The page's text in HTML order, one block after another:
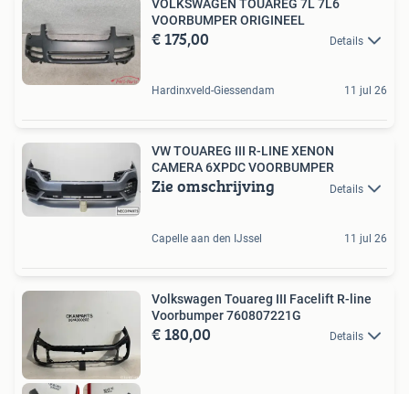
VOLKSWAGEN TOUAREG 7L 7L6
VOORBUMPER ORIGINEEL
€ 175,00 Details
Hardinxveld-Giessendam 11 jul 26
VW TOUAREG III R-LINE XENON
CAMERA 6XPDC VOORBUMPER
Zie omschrijving Details
Capelle aan den IJssel 11 jul 26
Volkswagen Touareg III Facelift R-line
Voorbumper 760807221G
€ 180,00 Details